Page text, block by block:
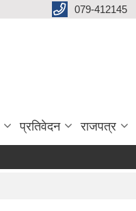
079-412145
प्रतिवेदन राजपत्र